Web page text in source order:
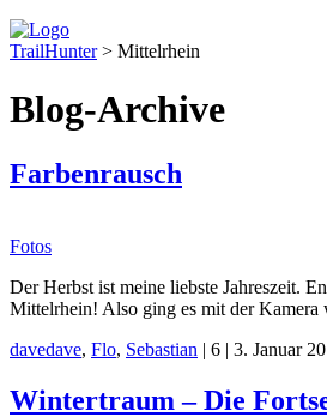
TrailHunter> Mittelrhein
Blog-Archive
Farbenrausch
Fotos
Der Herbst ist meine liebste Jahreszeit.
Mittelrhein! Also ging es mit der
davedave, Flo, Sebastian | 6 | 3. Januar
Wintertraum – Die